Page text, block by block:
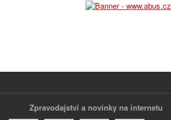
Zpravodajství a novinky na internetu